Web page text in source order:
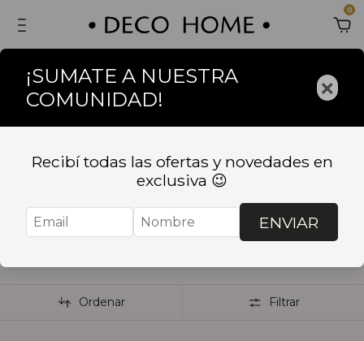
0
Inicio . BAÑO . CESTOS DE ROPA Y CESTOS
CESTOS DE ROPA Y
CESTOS
ORGANIZADORES
Ordenar Filtrar
¡SUMATE A NUESTRA
COMUNIDAD!
×
Recibí todas las ofertas y novedades en
exclusiva 😉
ENVIAR